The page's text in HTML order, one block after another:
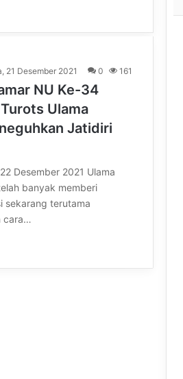
21 Desember 2021 0 161
NU Ke-34
Ulama
Jatidiri
Desember 2021 Ulama
banyak memberi
sekarang terutama
cara…